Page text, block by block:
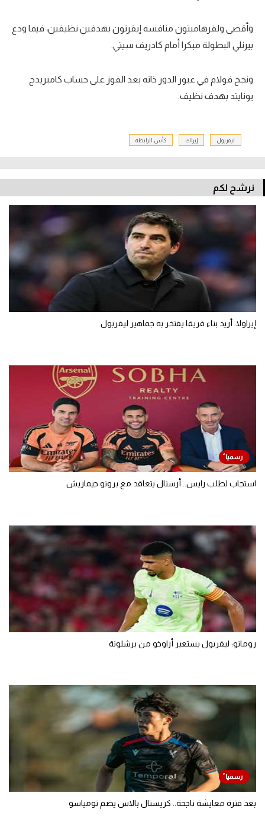
وأقصى ولفرهامبتون منافسه إيفرتون بهدفين نظيفين، فيما ودع
بيرنلي البطولة مبكرا أمام كادريف سيتي.
ونجح فولام في عبور الدور ذاته بعد الفوز على حساب كامبريدج
يونايتد بهدف نظيف.
ليفربول إيزاك كأس الرابطة
نرشح لكم
إيراولا: أريد بناء فريقا يفتخر به جماهير ليفربول
استجاب لطلب رايس.. أرسنال يتعاقد مع برونو جيماريش
رومانو: ليفربول يستعير أراوخو من برشلونة
بعد فترة معايشة ناجحة.. كريستال بالاس يضم تومياسو